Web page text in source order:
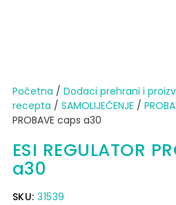
Početna / Dodaci prehrani i
recepta / SAMOLIJEČENJE /
PROBAVE caps a30
ESI REGULATOR
a30
SKU:31539